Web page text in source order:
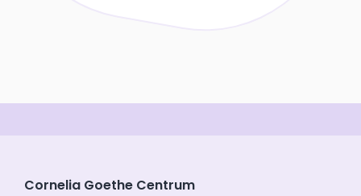
Cornelia Goethe Centrum